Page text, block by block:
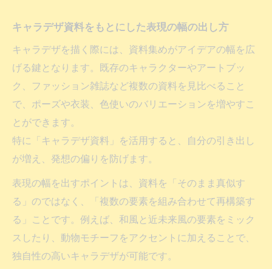
キャラデザ資料をもとにした表現の幅の出し方
キャラデザを描く際には、資料集めがアイデアの幅を広
げる鍵となります。既存のキャラクターやアートブッ
ク、ファッション雑誌など複数の資料を見比べること
で、ポーズや衣装、色使いのバリエーションを増やすこ
とができます。
特に「キャラデザ資料」を活用すると、自分の引き出し
が増え、発想の偏りを防げます。
表現の幅を出すポイントは、資料を「そのまま真似す
る」のではなく、「複数の要素を組み合わせて再構築す
る」ことです。例えば、和風と近未来風の要素をミック
スしたり、動物モチーフをアクセントに加えることで、
独自性の高いキャラデザが可能です。